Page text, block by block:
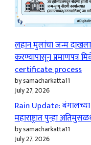
लहान मुलांचा जन्म
करण्यापासून प्रमाणपत्र
certificate process
by samacharkatta11
July 27, 2026
Rain Update: बंगालच्या
महाराष्ट्रात पुन्हा
by samacharkatta11
July 27, 2026